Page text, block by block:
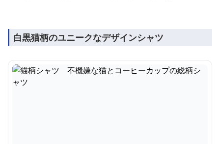
白黒猫柄のユニークなデザインシャツ